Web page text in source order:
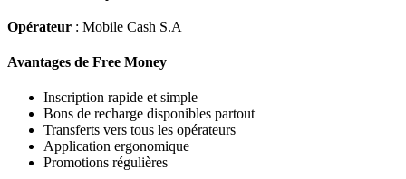
Opérateur : Mobile Cash S.A
Avantages de Free Money
Inscription rapide et simple
Bons de recharge disponibles partout
Transferts vers tous les opérateurs
Application ergonomique
Promotions régulières